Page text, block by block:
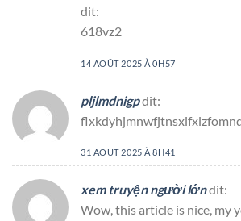
dit:
618vz2
14 AOÛT 2025 À 0H57
pljlmdnigpdit:
31 AOÛT 2025 À 8H41
xem truyện người lớndit:
Wow, this article is nice, my